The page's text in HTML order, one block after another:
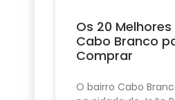
Os 20
Cabo Branco
Comprar
O bairro Cabo